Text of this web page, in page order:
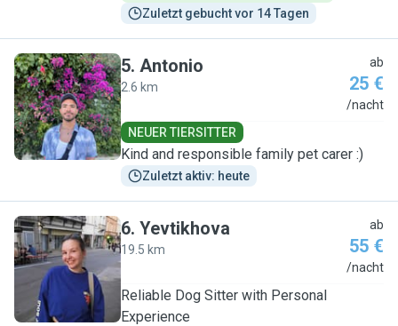
Zuletzt gebucht vor 14 Tagen
A
5. Antonio
2.6 km
ab
25 €
/nacht
NEUER TIERSITTER
Kind and responsible family pet carer :)
Zuletzt aktiv: heute
Y
6. Yevtikhova
19.5 km
ab
55 €
/nacht
Reliable Dog Sitter with Personal
Experience